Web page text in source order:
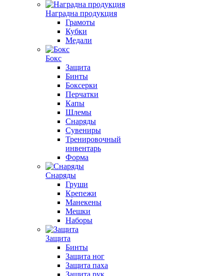
Наградна продукция
Грамоты
Кубки
Медали
Бокс
Защита
Бинты
Боксерки
Перчатки
Капы
Шлемы
Снаряды
Сувениры
Тренировочный
инвентарь
Форма
Снаряды
Груши
Крепежи
Манекены
Мешки
Наборы
Защита
Бинты
Защита ног
Защита паха
Защита рук